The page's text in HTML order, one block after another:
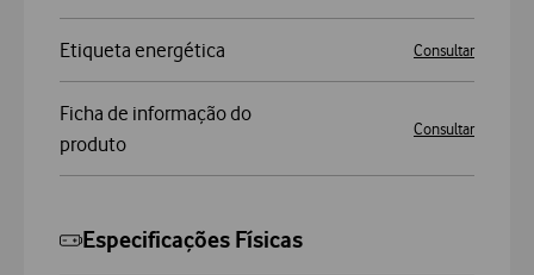
Etiqueta energética Consultar
Ficha de informação do
produto
Consultar
Especificações Físicas